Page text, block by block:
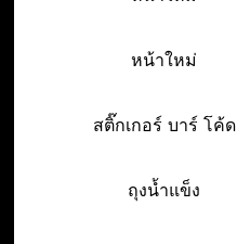
หน้าใหม่
สติ๊กเกอร์ บาร์ โค้ด
ถุงน้ำแข็ง